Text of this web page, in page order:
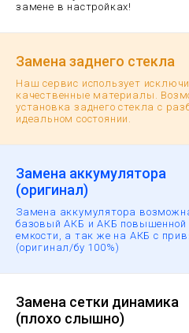
замене в настройках!
Замена заднего стекла
Наш сервис использует
качественные материалы.
установка заднего стекла с
идеальном состоянии.
Замена аккумулятора
(оригинал)
Замена аккумулятора
базовый АКБ и АКБ повышенной
емкости, а так же на АКБ с
(оригинал/бу 100%)
Замена сетки динамика
(плохо слышно)